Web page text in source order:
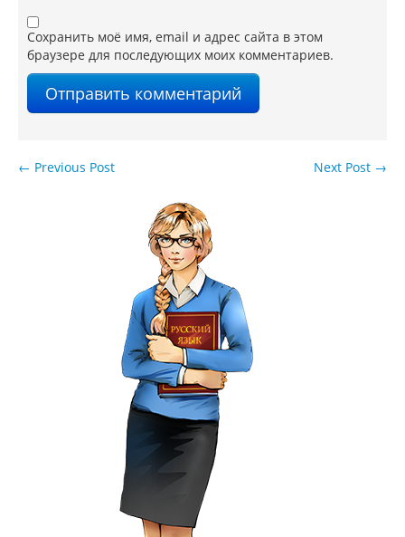
Сохранить моё имя, email и адрес сайта в этом
браузере для последующих моих комментариев.
Next Post →
← Previous Post